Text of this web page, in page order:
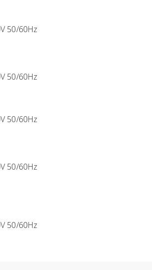
50/60Hz
50/60Hz
50/60Hz
50/60Hz
50/60Hz